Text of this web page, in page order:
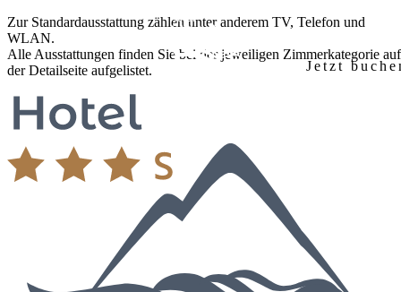
Zum
Inhalt
springen
Startseite
Hotel
Unser Haus
Zimmer & Preise
Ausstattung
Frühstück
Anreise & Lage
Seminarräume
Ausstattung & Technik
Anfrage
Jetzt
Zur Standardausstattung zählen unter anderem TV, Telefon und
WLAN.
Alle Ausstattungen finden Sie bei der jeweiligen Zimmerkategorie auf
der Detailseite aufgelistet.